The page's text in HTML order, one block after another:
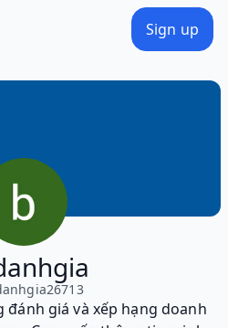
Sign up
đánh giá và xếp hạng doanh